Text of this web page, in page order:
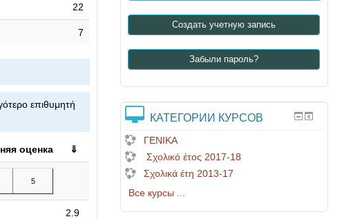
22
7
επιθυμητή
оценка ⇓
5
2.9
Создать учетную запись
Забыли пароль?
КАТЕГОРИИ КУРСОВ
ΓΕΝΙΚΑ
Σχολικό έτος 2017-18
Σχολικά έτη 2013-17
Все курсы ...